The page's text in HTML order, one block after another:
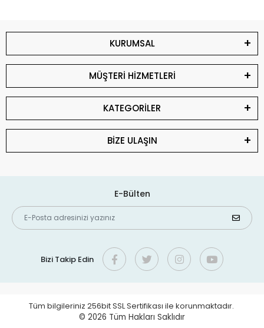
KURUMSAL
MÜŞTERİ HİZMETLERİ
KATEGORİLER
BİZE ULAŞIN
E-Bülten
Bizi Takip Edin
Tüm bilgileriniz 256bit SSL Sertifikası ile korunmaktadır.
© 2026 Tüm Hakları Saklıdır